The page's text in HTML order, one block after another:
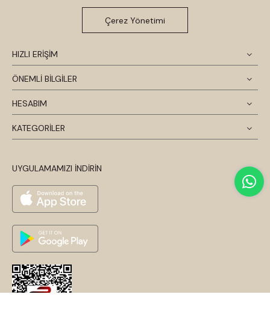
HIZLI ERİŞİM
ÖNEMLİ BİLGİLER
HESABIM
KATEGORİLER
UYGULAMAMIZI İNDİRİN
Çerez Yönetimi